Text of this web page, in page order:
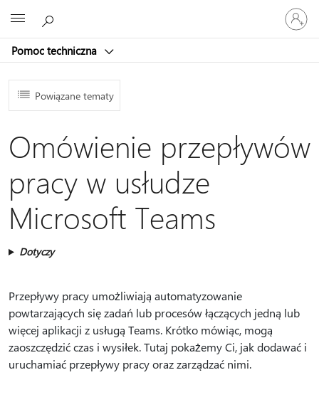
Pomoc techniczna
Zaloguj
się
do
konta
Powiązane tematy
Omówienie przepływów
pracy w usłudze
Microsoft Teams
Dotyczy
Przepływy pracy umożliwiają automatyzowanie
powtarzających się zadań lub procesów łączących jedną lub
więcej aplikacji z usługą Teams. Krótko mówiąc, mogą
zaoszczędzić czas i wysiłek. Tutaj pokażemy Ci, jak dodawać i
uruchamiać przepływy pracy oraz zarządzać nimi.